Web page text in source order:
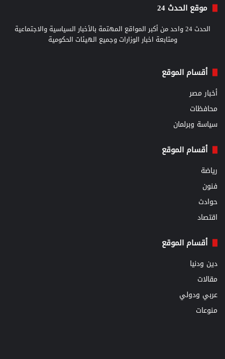
موقع الحدث 24
الحدث 24 واحد من أكبر المواقع المهتمة بالأخبار السياسية والاجتماعية
ومتابعة اخبار الوزارات وجميع الهيئات الحكومية
أقسام الموقع
أخبار مصر
محافظات
سياسة وبرلمان
أقسام الموقع
رياضة
فنون
حوادث
اقتصاد
أقسام الموقع
دين ودنيا
مقالات
عربي ودولي
منوعات